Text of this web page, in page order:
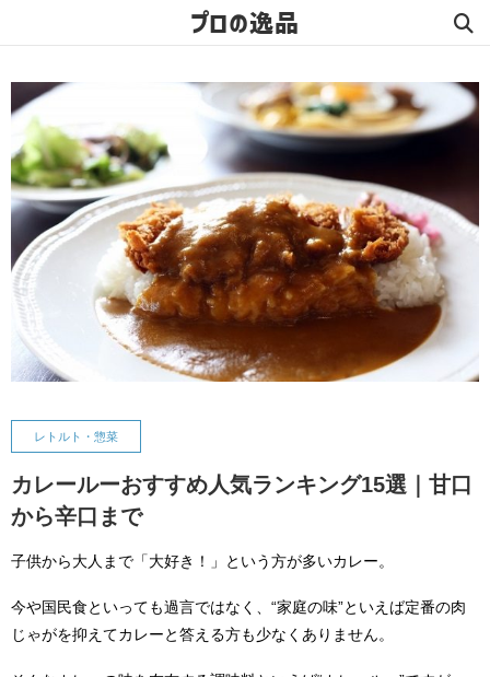
プロの逸品
レトルト・惣菜
カレールーおすすめ人気ランキング15選｜甘口
から辛口まで
子供から大人まで「大好き！」という方が多いカレー。
今や国民食といっても過言ではなく、“家庭の味”といえば定番の肉
じゃがを抑えてカレーと答える方も少なくありません。